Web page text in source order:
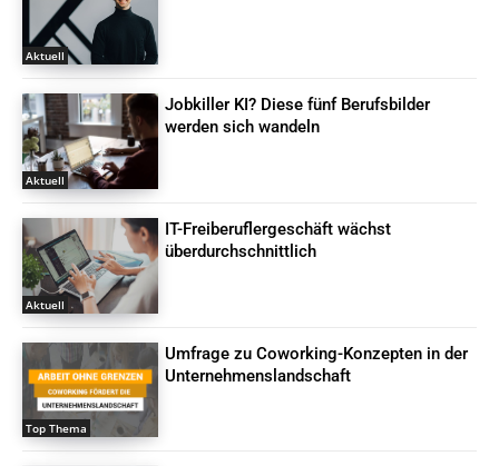
Aktuell
Aktuell
Jobkiller KI? Diese fünf Berufsbilder
werden sich wandeln
Aktuell
IT-Freiberuflergeschäft wächst
überdurchschnittlich
Top Thema
Umfrage zu Coworking-Konzepten in der
Unternehmenslandschaft